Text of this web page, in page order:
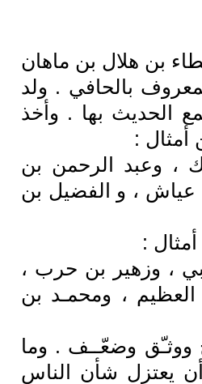
بن هلال بن ماهان
بالحافي . ولد
الحديث بها . وأخذ
أمثال :
، وعبد الرحمن بن
عياش ، و الفضيل بن
:
، وزهير بن حرب ،
، ومحمـد بن
وضعّــف . وما
يعتزل شأن الناس